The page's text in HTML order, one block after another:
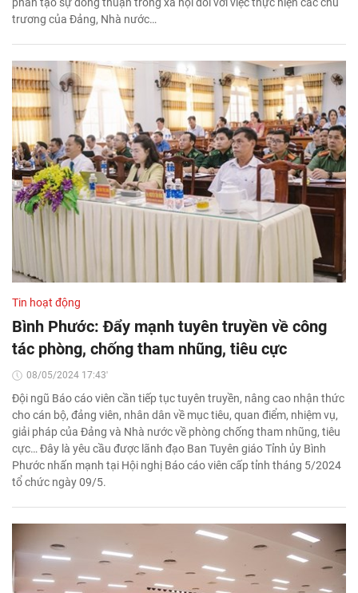
trương của Đảng, Nhà nước…
Tin hoạt động
Bình Phước: Đẩy mạnh tuyên truyền về công
tác phòng, chống tham nhũng, tiêu cực
08/05/2024 17:43'
Đội ngũ Báo cáo viên cần tiếp tục tuyên truyền, nâng cao nhận thức
cho cán bộ, đảng viên, nhân dân về mục tiêu, quan điểm, nhiệm vụ,
giải pháp của Đảng và Nhà nước về phòng chống tham nhũng, tiêu
cực… Đây là yêu cầu được lãnh đạo Ban Tuyên giáo Tỉnh ủy Bình
Phước nhấn mạnh tại Hội nghị Báo cáo viên cấp tỉnh tháng 5/2024
tổ chức ngày 09/5.